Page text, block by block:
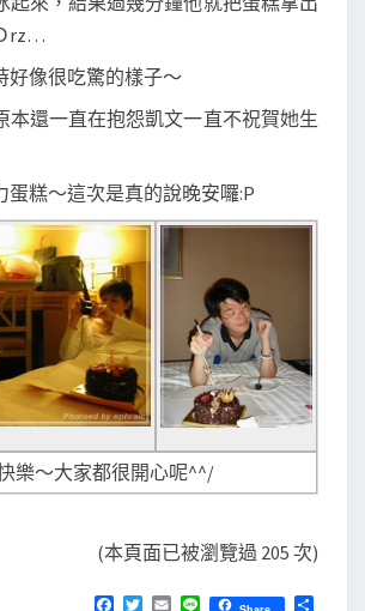
rz…
好像很吃驚的樣子～
本還一直在抱怨凱文一直不祝賀她生
蛋糕～這次是真的說晚安囉:P
樂～大家都很開心呢^^/
(本頁面已被瀏覽過 205 次)
E